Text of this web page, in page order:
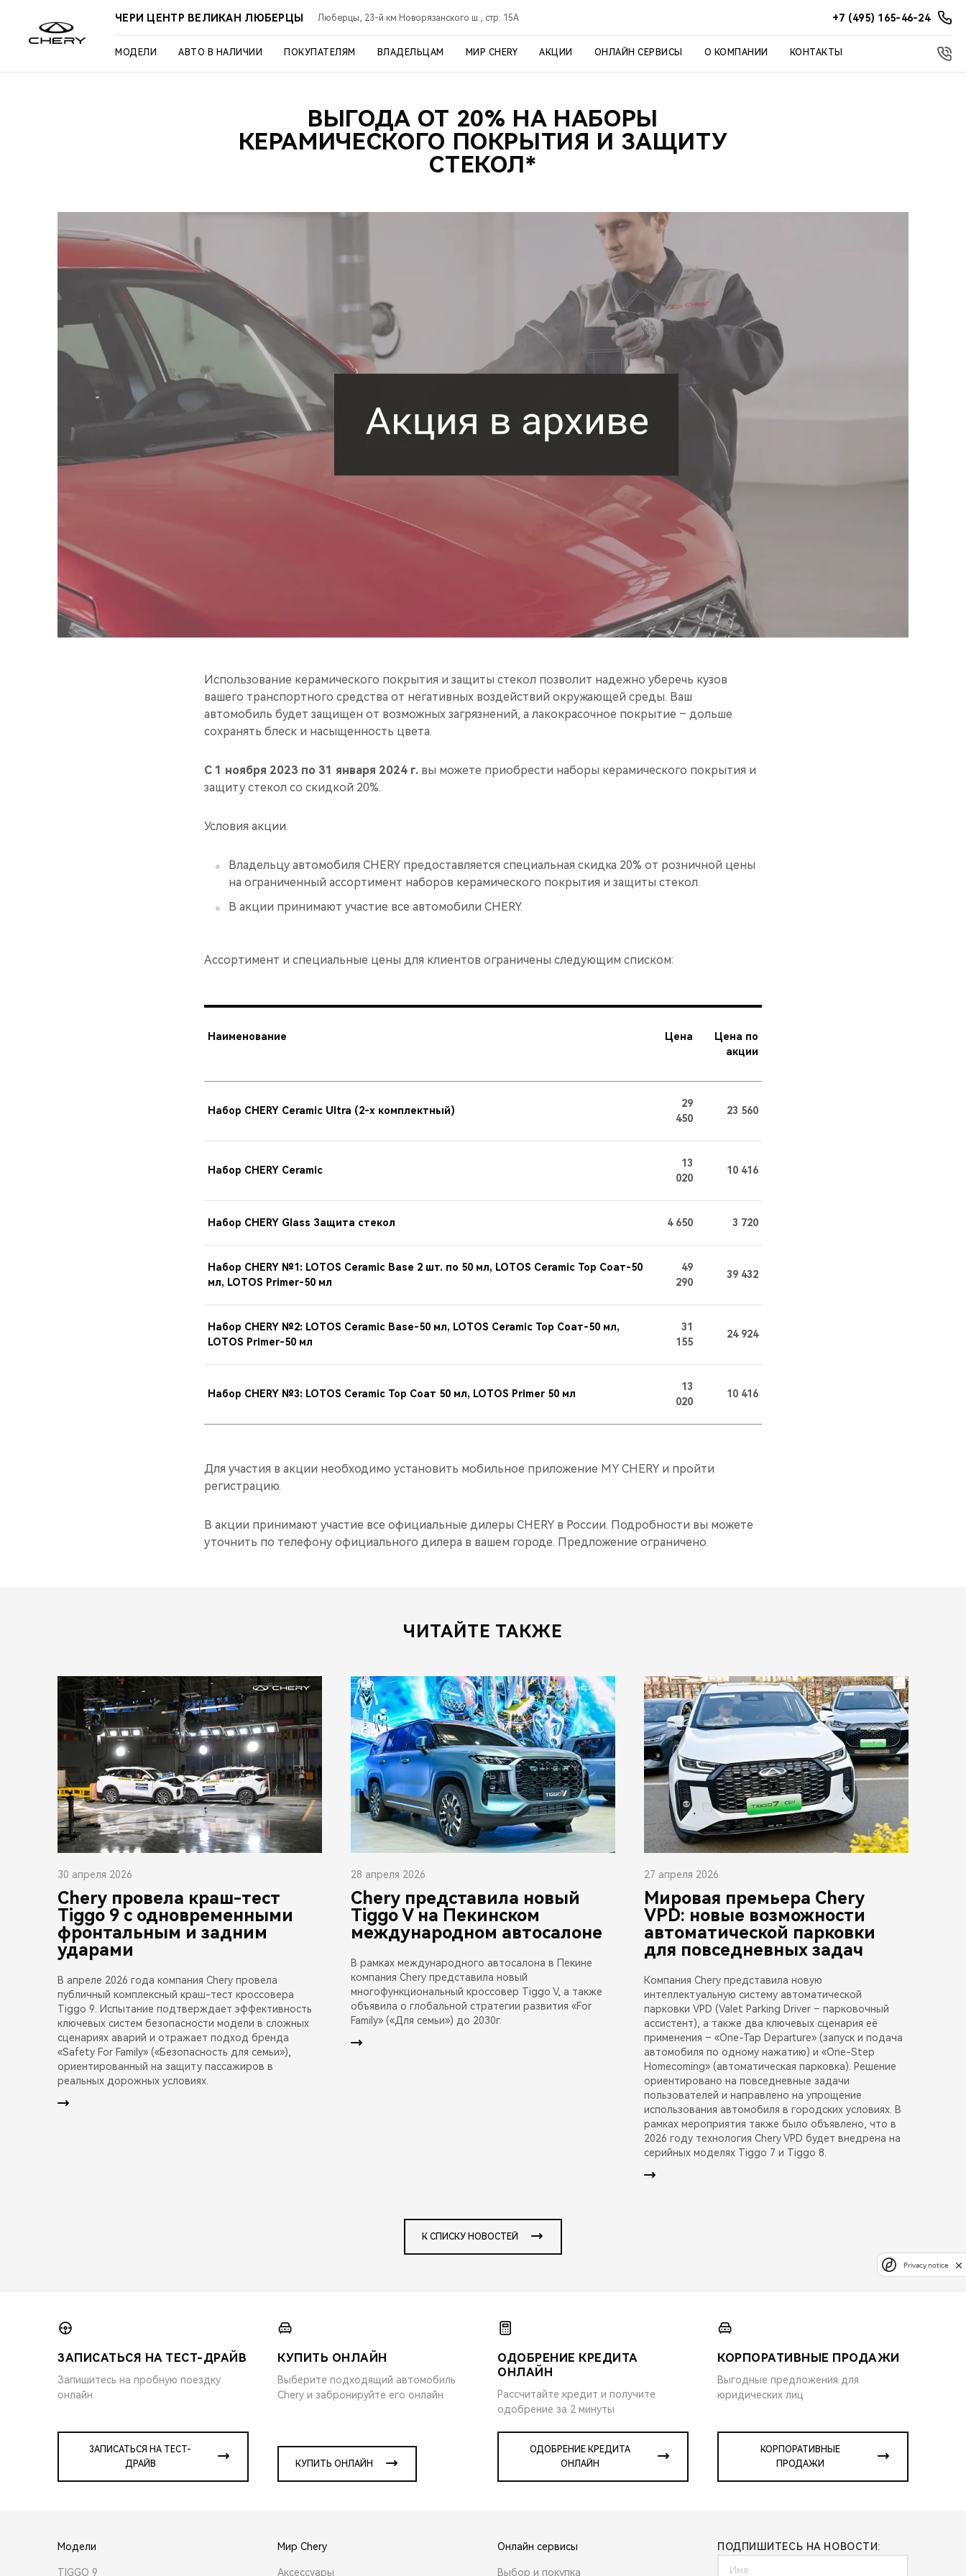
ЧЕРИ ЦЕНТР ВЕЛИКАН ЛЮБЕРЦЫ Люберцы, 23-й км Новорязанского ш., стр. 15А +7 (495) 165-46-24
МОДЕЛИ АВТО В НАЛИЧИИ ПОКУПАТЕЛЯМ ВЛАДЕЛЬЦАМ МИР CHERY АКЦИИ ОНЛАЙН СЕРВИСЫ О КОМПАНИИ КОНТАКТЫ
ВЫГОДА ОТ 20% НА НАБОРЫ
КЕРАМИЧЕСКОГО ПОКРЫТИЯ И ЗАЩИТУ
СТЕКОЛ*
Использование керамического покрытия и защиты стекол позволит надежно уберечь кузов
вашего транспортного средства от негативных воздействий окружающей среды. Ваш
автомобиль будет защищен от возможных загрязнений, а лакокрасочное покрытие – дольше
сохранять блеск и насыщенность цвета.
С 1 ноября 2023 по 31 января 2024 г. вы можете приобрести наборы керамического покрытия и
защиту стекол со скидкой 20%.
Условия акции.
Владельцу автомобиля CHERY предоставляется специальная скидка 20% от розничной цены
на ограниченный ассортимент наборов керамического покрытия и защиты стекол.
В акции принимают участие все автомобили CHERY.
Ассортимент и специальные цены для клиентов ограничены следующим списком:
Наименование Цена
Цена по
акции
Набор CHERY Ceramic Ultra (2-х комплектный)
29
450
23 560
Набор CHERY Ceramic
13
020
10 416
Набор CHERY Glass Защита стекол 4 650 3 720
Набор CHERY №1: LOTOS Ceramic Base 2 шт. по 50 мл, LOTOS Ceramic Top Соат-50
мл, LOTOS Primer-50 мл
49
290
39 432
Набор CHERY №2: LOTOS Ceramic Base-50 мл, LOTOS Ceramic Top Соат-50 мл,
LOTOS Primer-50 мл
31
155
24 924
Набор CHERY №3: LOTOS Ceramic Top Соат 50 мл, LOTOS Primer 50 мл
13
020
10 416
Для участия в акции необходимо установить мобильное приложение MY CHERY и пройти
регистрацию.
В акции принимают участие все официальные дилеры CHERY в России. Подробности вы можете
уточнить по телефону официального дилера в вашем городе. Предложение ограничено.
ЧИТАЙТЕ ТАКЖЕ
30 апреля 2026
Chery провела краш-тест
Tiggo 9 с одновременными
фронтальным и задним
ударами
В апреле 2026 года компания Chery провела
публичный комплексный краш-тест кроссовера
Tiggo 9. Испытание подтверждает эффективность
ключевых систем безопасности модели в сложных
сценариях аварий и отражает подход бренда
«Safety For Family» («Безопасность для семьи»),
ориентированный на защиту пассажиров в
реальных дорожных условиях.
28 апреля 2026
Chery представила новый
Tiggo V на Пекинском
международном автосалоне
В рамках международного автосалона в Пекине
компания Chery представила новый
многофункциональный кроссовер Tiggo V, а также
объявила о глобальной стратегии развития «For
Family» («Для семьи») до 2030г.
27 апреля 2026
Мировая премьера Chery
VPD: новые возможности
автоматической парковки
для повседневных задач
Компания Chery представила новую
интеллектуальную систему автоматической
парковки VPD (Valet Parking Driver – парковочный
ассистент), а также два ключевых сценария её
применения – «One-Tap Departure» (запуск и подача
автомобиля по одному нажатию) и «One-Step
Homecoming» (автоматическая парковка). Решение
ориентировано на повседневные задачи
пользователей и направлено на упрощение
использования автомобиля в городских условиях. В
рамках мероприятия также было объявлено, что в
2026 году технология Chery VPD будет внедрена на
серийных моделях Tiggo 7 и Tiggo 8.
К СПИСКУ НОВОСТЕЙ
ЗАПИСАТЬСЯ НА ТЕСТ-ДРАЙВ
Запишитесь на пробную поездку
онлайн
ЗАПИСАТЬСЯ НА ТЕСТ-
ДРАЙВ
КУПИТЬ ОНЛАЙН
Выберите подходящий автомобиль
Chery и забронируйте его онлайн
КУПИТЬ ОНЛАЙН
ОДОБРЕНИЕ КРЕДИТА
ОНЛАЙН
Рассчитайте кредит и получите
одобрение за 2 минуты
ОДОБРЕНИЕ КРЕДИТА
ОНЛАЙН
КОРПОРАТИВНЫЕ ПРОДАЖИ
Выгодные предложения для
юридических лиц
КОРПОРАТИВНЫЕ
ПРОДАЖИ
Модели
TIGGO 9
Мир Chery
Аксессуары
Онлайн сервисы
Выбор и покупка
ПОДПИШИТЕСЬ НА НОВОСТИ:
Privacy notice